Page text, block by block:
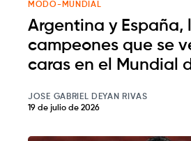
MODO-MUNDIAL
Argentina y España,
campeones que se
caras en el Mundial
JOSE GABRIEL DEYAN RIVAS
19 de julio de 2026